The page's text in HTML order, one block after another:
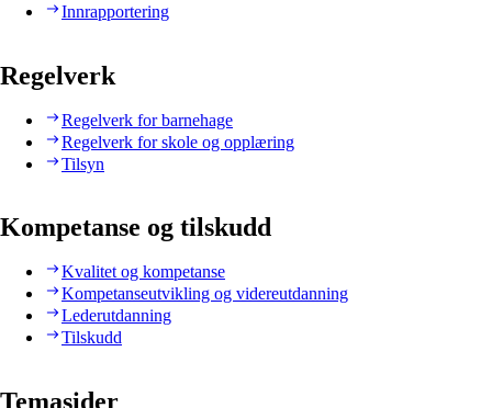
Innrapportering
Regelverk
Regelverk for barnehage
Regelverk for skole og opplæring
Tilsyn
Kompetanse og tilskudd
Kvalitet og kompetanse
Kompetanseutvikling og videreutdanning
Lederutdanning
Tilskudd
Temasider